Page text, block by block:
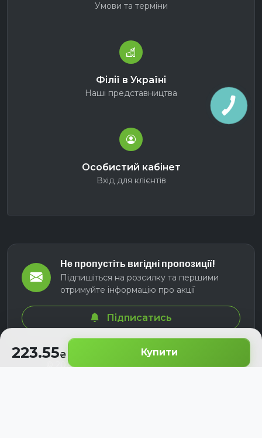
223.55 Купити
Умови та терміни
Філії в Україні
Наші представництва
Особистий кабінет
Вхід для клієнтів
Не пропустіть вигідні пропозиції!
Підпишіться на розсилку та першими
отримуйте інформацію про акції
Підписатись
© 2026 СЕЛМ АГРО. Всі права захищені.